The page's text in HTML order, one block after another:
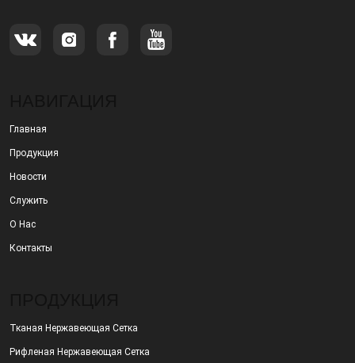
Главная
Продукция
Новости
Служить
О Нас
Контакты
Тканая Нержавеющая Сетка
Рифленая Нержавеющая Сетка